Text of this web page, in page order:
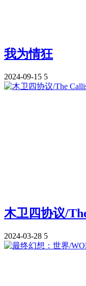
我为情狂
2024-09-15 5
木卫四协议/
2024-03-28 5